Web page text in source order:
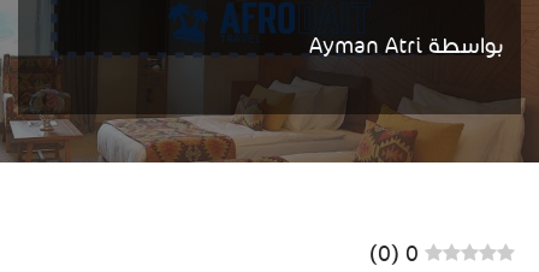
بواسطة Ayman Atri
0
(
0
)